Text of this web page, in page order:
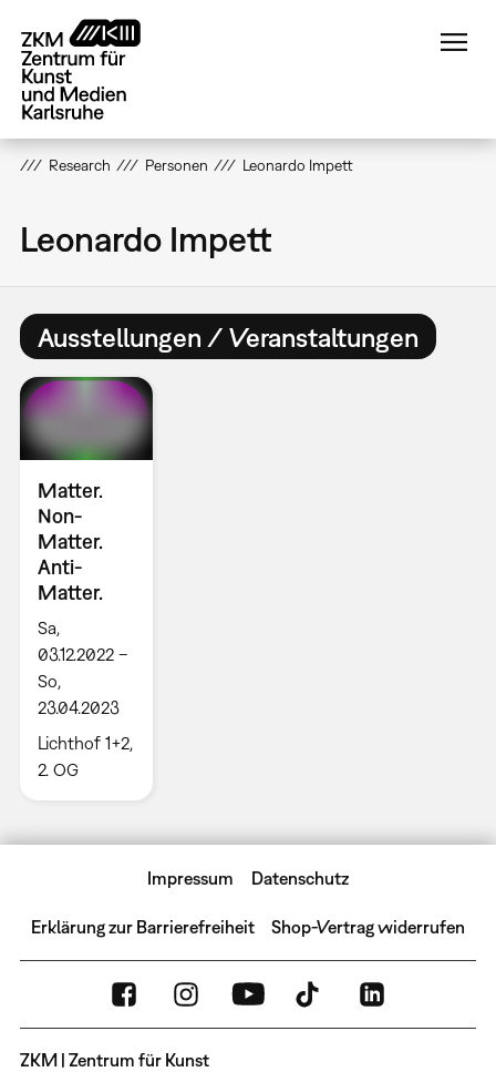
zum
Inhalt
Research Personen Leonardo Impett
Leonardo Impett
Ausstellungen / Veranstaltungen
Matter.
Non-
Matter.
Anti-
Matter.
Sa,
03.12.2022 –
So,
23.04.2023
Lichthof 1+2,
2. OG
Impressum Datenschutz
Erklärung zur Barrierefreiheit Shop-Vertrag widerrufen
ZKM | Zentrum für Kunst